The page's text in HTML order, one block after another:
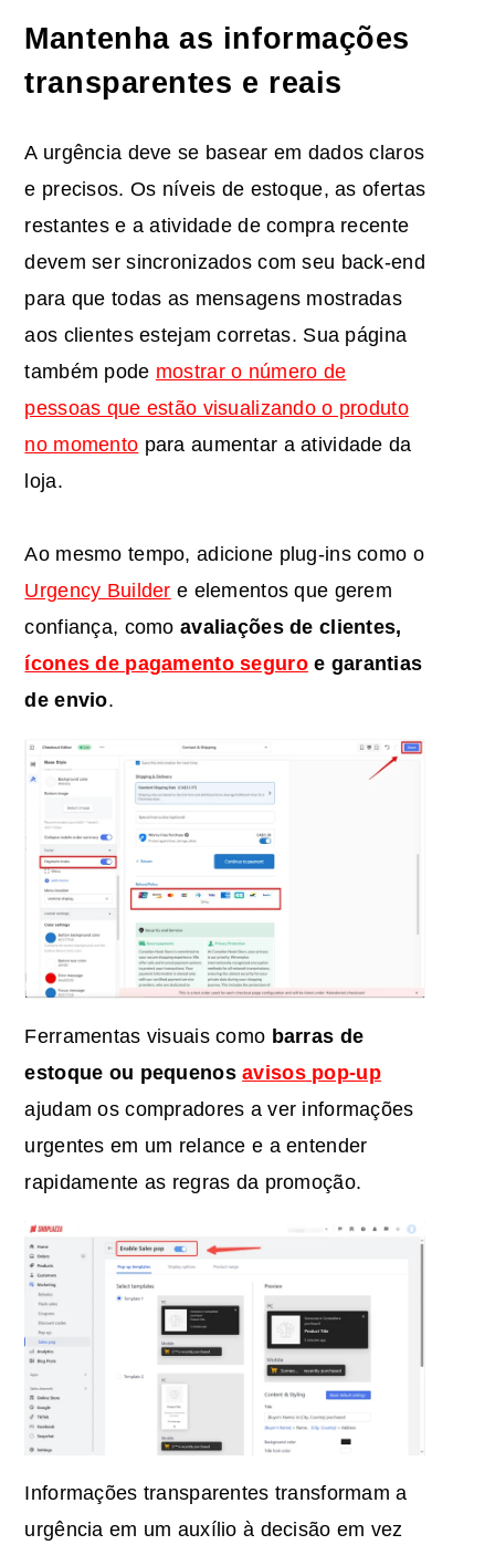
Mantenha as informações
transparentes e reais
A urgência deve se basear em dados claros
e precisos. Os níveis de estoque, as ofertas
restantes e a atividade de compra recente
devem ser sincronizados com seu back-end
para que todas as mensagens mostradas
aos clientes estejam corretas. Sua página
também pode mostrar o número de
pessoas que estão visualizando o produto
no momento para aumentar a atividade da
loja.
Ao mesmo tempo, adicione plug-ins como o
Urgency Builder e elementos que gerem
confiança, comoavaliações de clientes,
ícones de pagamento seguroe garantias
de envio.
Ferramentas visuais como barras de
estoque ou pequenosavisos pop-up
ajudam os compradores a ver informações
urgentes em um relance e a entender
rapidamente as regras da promoção.
Informações transparentes transformam a
urgência em um auxílio à decisão em vez